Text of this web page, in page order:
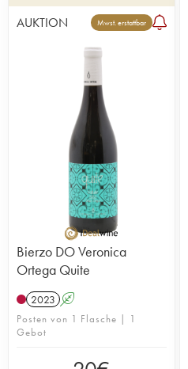
AUKTION Mwst. erstattbar
Bierzo DO Veronica
Ortega Quite
2023 A
Posten von 1 Flasche | 1
Gebot